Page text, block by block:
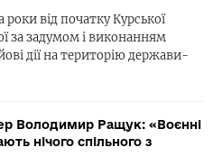
від початку Курської
за задумом і виконанням
дії на територію держави-
Володимир Ращук: «Воєнні
нічого спільного з